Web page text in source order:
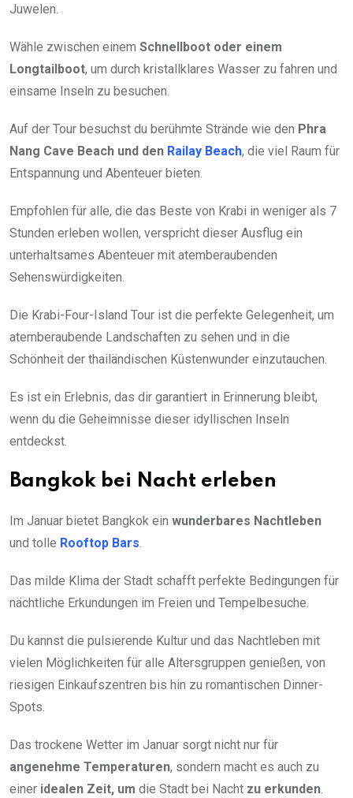
Juwelen.
Wähle zwischen einem Schnellboot oder einem
Longtailboot, um durch kristallklares Wasser zu fahren und
einsame Inseln zu besuchen.
Auf der Tour besuchst du berühmte Strände wie den Phra
Nang Cave Beach und den Railay Beach, die viel Raum für
Entspannung und Abenteuer bieten.
Empfohlen für alle, die das Beste von Krabi in weniger als 7
Stunden erleben wollen, verspricht dieser Ausflug ein
unterhaltsames Abenteuer mit atemberaubenden
Sehenswürdigkeiten.
Die Krabi-Four-Island Tour ist die perfekte Gelegenheit, um
atemberaubende Landschaften zu sehen und in die
Schönheit der thailändischen Küstenwunder einzutauchen.
Es ist ein Erlebnis, das dir garantiert in Erinnerung bleibt,
wenn du die Geheimnisse dieser idyllischen Inseln
entdeckst.
Bangkok bei Nacht erleben
Im Januar bietet Bangkok ein wunderbares Nachtleben
und tolle Rooftop Bars
Das milde Klima der Stadt schafft perfekte Bedingungen für
nächtliche Erkundungen im Freien und Tempelbesuche.
Du kannst die pulsierende Kultur und das Nachtleben mit
vielen Möglichkeiten für alle Altersgruppen genießen, von
riesigen Einkaufszentren bis hin zu romantischen Dinner-
Spots.
Das trockene Wetter im Januar sorgt nicht nur für
angenehme Temperaturen, sondern macht es auch zu
einer idealen Zeit, um die Stadt bei Nacht zu erkunden